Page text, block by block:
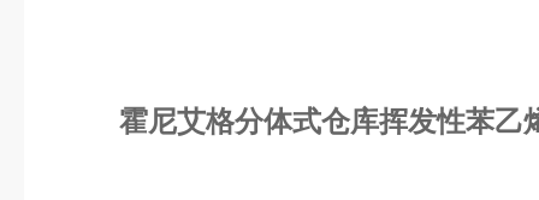
霍尼艾格分体式仓库挥发性苯乙